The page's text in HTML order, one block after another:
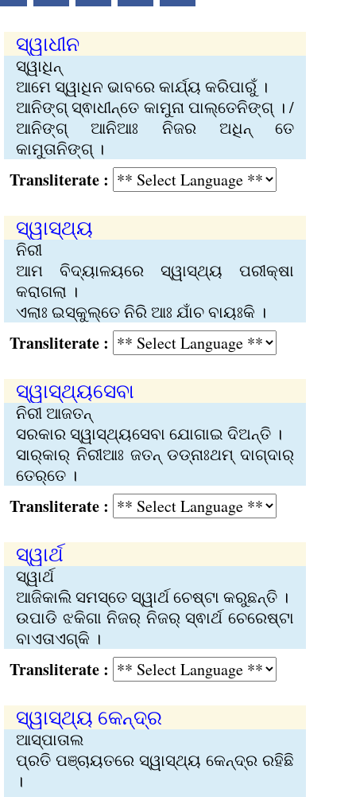
ସ୍ୱାଧୀନ
ସ୍ୱାଧିନ୍‌
ଆମେ ସ୍ୱାଧିନ ଭାବରେ କାର୍ଯ୍ୟ କରିପାରୁଁ ।
ଆନିଙ୍ଗ୍ ସ୍ଵାଧୀନ୍‌ତେ କାମୁନା ପାଲ୍‌ତେନିଙ୍ଗ୍ । /
ଆନିଙ୍ଗ୍ ଆନିଆଃ ନିଜର ଅଧିନ୍‌ ତେ
କାମୁତାନିଙ୍ଗ୍ ।
:
ସ୍ୱାସ୍ଥ୍ୟ
ନିରୀ
ଆମ ବିଦ୍ୟାଳୟରେ ସ୍ୱାସ୍ଥ୍ୟ ପରୀକ୍ଷା
କରାଗଲା ।
ଏଲାଃ ଇସ୍‌କୁଲ୍‌ତେ ନିରି ଆଃ ଯାଁଚ ବାୟଃକି ।
:
ସ୍ୱାସ୍ଥ୍ୟସେବା
ନିରୀ ଆଜତନ୍‌
ସରକାର ସ୍ୱାସ୍ଥ୍ୟସେବା ଯୋଗାଇ ଦିଅନ୍ତି ।
ସାର୍‌କାର୍‌ ନିରୀଆଃ ଜତନ୍‌ ଡଡ୍‌ନାଃଥମ୍‌ ଦାଗ୍‌ଦାର୍‌
ତେର୍‌ତେ ।
:
ସ୍ୱାର୍ଥ
ସ୍ୱାର୍ଥ
ଆଜିକାଲି ସମସ୍ତେ ସ୍ୱାର୍ଥ ଚେଷ୍ଟା କରୁଛନ୍ତି ।
ଉପାଡି ଝକିଗା ନିଜର୍‌ ନିଜର୍‌ ସ୍ଵାର୍ଥ ଚେରେଷ୍ଟା
ବାଏତାଏଗ୍‌କି ।
:
ସ୍ୱାସ୍ଥ୍ୟ କେନ୍ଦ୍ର
ଆସ୍‌ପାତାଲ
ପ୍ରତି ପଞ୍ଚାୟତରେ ସ୍ୱାସ୍ଥ୍ୟ କେନ୍ଦ୍ର ରହିଛି
।